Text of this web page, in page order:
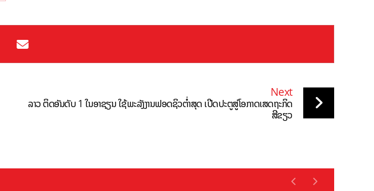
Next
ລາວ ຕິດອັນດັບ 1 ໃນອາຊຽນ ໃຊ້ພະລັງງານຟອດຊິວຕໍ່າສຸດ ເປີດປະຕູສູ່ໂອກາດເສດຖະກິດ
ສີຂຽວ